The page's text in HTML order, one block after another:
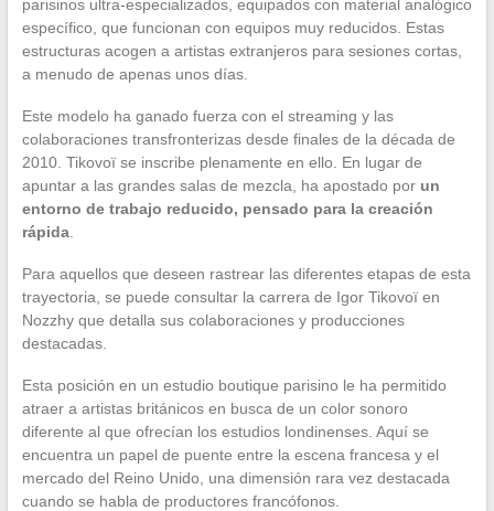
parisinos ultra-especializados, equipados con material analógico
específico, que funcionan con equipos muy reducidos. Estas
estructuras acogen a artistas extranjeros para sesiones cortas,
a menudo de apenas unos días.
Este modelo ha ganado fuerza con el streaming y las
colaboraciones transfronterizas desde finales de la década de
2010. Tikovoï se inscribe plenamente en ello. En lugar de
apuntar a las grandes salas de mezcla, ha apostado por un
entorno de trabajo reducido, pensado para la creación
rápida.
Para aquellos que deseen rastrear las diferentes etapas de esta
trayectoria, se puede consultar la carrera de Igor Tikovoï en
Nozzhy que detalla sus colaboraciones y producciones
destacadas.
Esta posición en un estudio boutique parisino le ha permitido
atraer a artistas británicos en busca de un color sonoro
diferente al que ofrecían los estudios londinenses. Aquí se
encuentra un papel de puente entre la escena francesa y el
mercado del Reino Unido, una dimensión rara vez destacada
cuando se habla de productores francófonos.